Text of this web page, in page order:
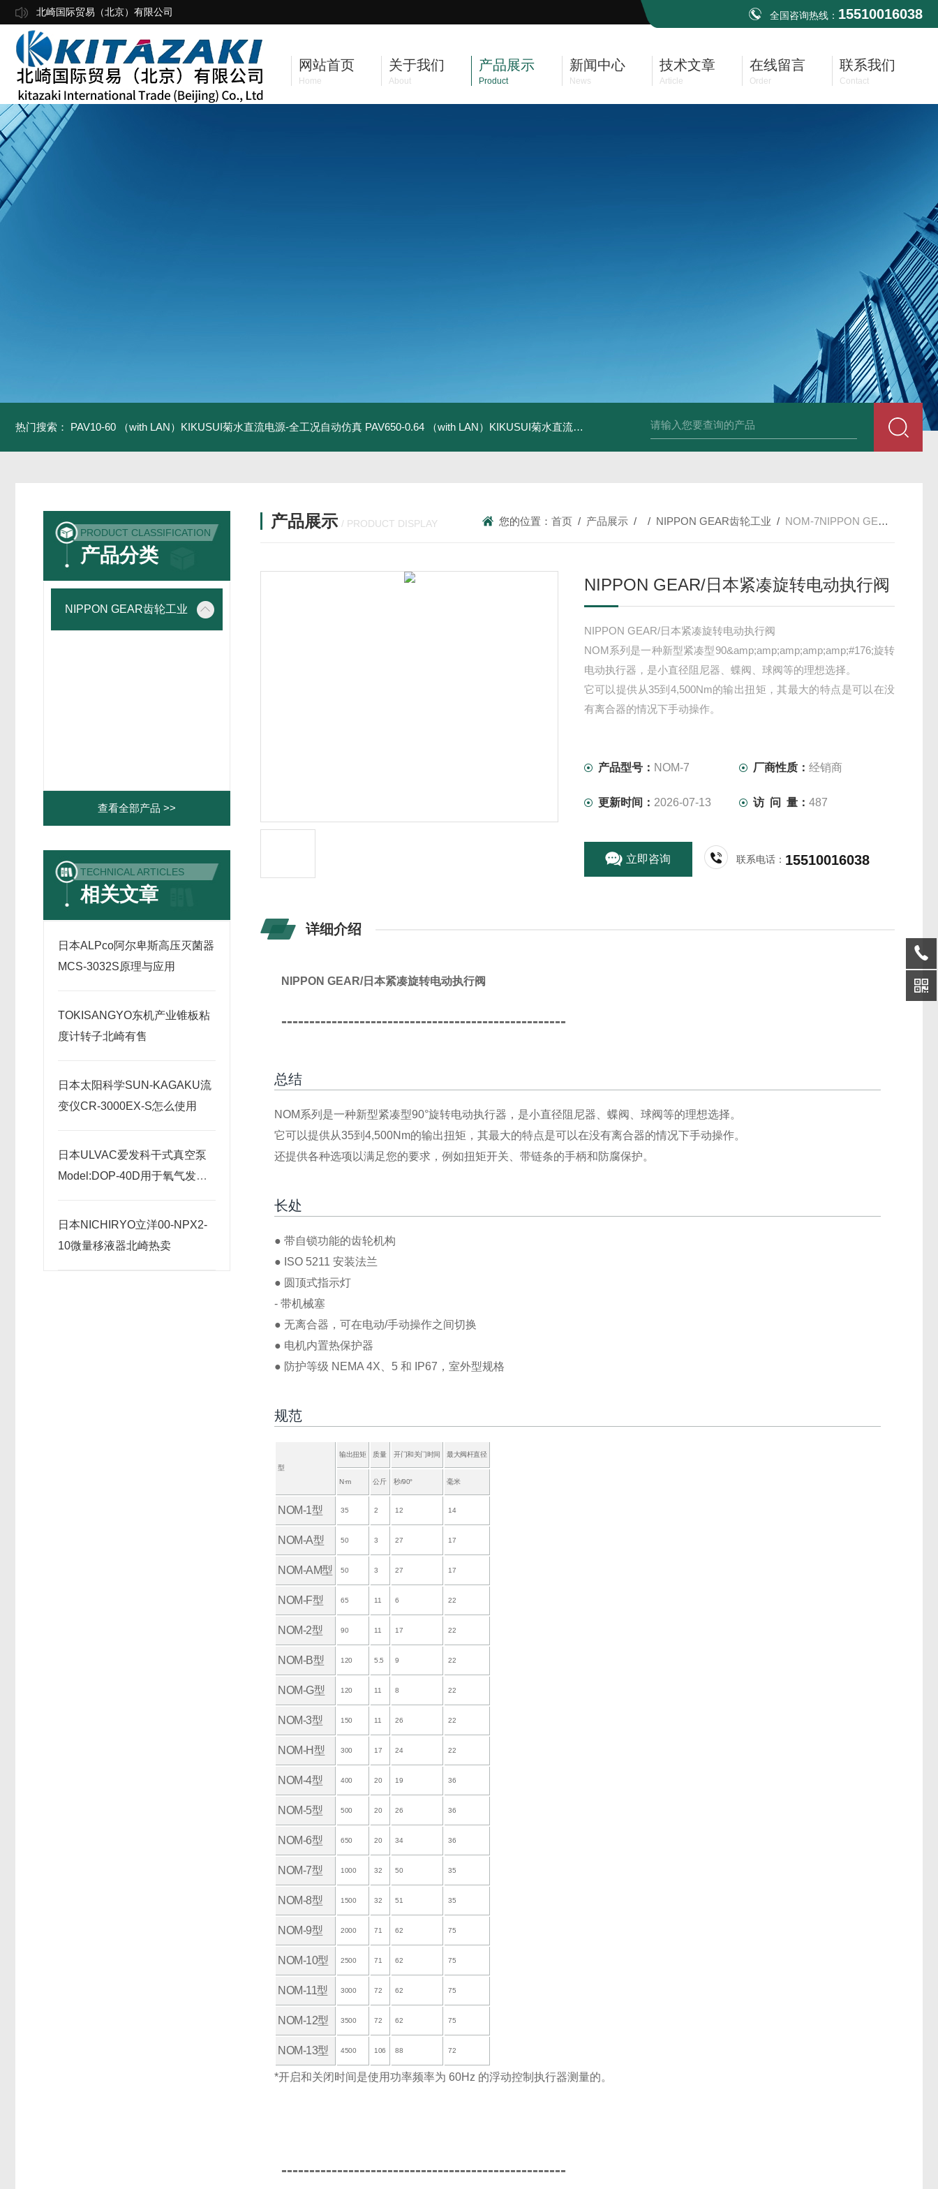
北崎国际贸易（北京）有限公司 全国咨询热线： 15510016038
网站首页
Home
关于我们
About
产品展示
Product
新闻中心
News
技术文章
Article
在线留言
Order
联系我们
Contact
热门搜索： PAV10-60 （with LAN）KIKUSUI菊水直流电源-全工况自动仿真 PAV650-0.64 （with LAN）KIKUSUI菊水直流电源-四象限节能测试 PAV320-1.3 （with LAN）KIKUSUI菊水直流电源-故障快
PRODUCT CLASSIFICATION
产品分类
NIPPON GEAR齿轮工业
查看全部产品 >>
TECHNICAL ARTICLES
相关文章
日本ALPco阿尔卑斯高压灭菌器
MCS-3032S原理与应用
TOKISANGYO东机产业锥板粘
度计转子北崎有售
日本太阳科学SUN-KAGAKU流
变仪CR-3000EX-S怎么使用
日本ULVAC爱发科干式真空泵
Model:DOP-40D用于氧气发生
日本NICHIRYO立洋00-NPX2-
10微量移液器北崎热卖
产品展示 / PRODUCT DISPLAY 您的位置：首页 / 产品展示 / / NIPPON GEAR齿轮工业 / NOM-7NIPPON GEAR/日本紧凑旋转电动执行阀
NIPPON GEAR/日本紧凑旋转电动执行阀
NIPPON GEAR/日本紧凑旋转电动执行阀
NOM系列是一种新型紧凑型90&amp;amp;amp;amp;amp;#176;旋转
电动执行器，是小直径阻尼器、蝶阀、球阀等的理想选择。
它可以提供从35到4,500Nm的输出扭矩，其最大的特点是可以在没
有离合器的情况下手动操作。
产品型号： NOM-7 厂商性质：经销商
更新时间： 2026-07-13 访 问 量：487
立即咨询 联系电话： 15510016038
详细介绍
NIPPON GEAR/日本紧凑旋转电动执行阀
---------------------------------------------------
总结
NOM系列是一种新型紧凑型90°旋转电动执行器，是小直径阻尼器、蝶阀、球阀等的理想选择。
它可以提供从35到4,500Nm的输出扭矩，其最大的特点是可以在没有离合器的情况下手动操作。
还提供各种选项以满足您的要求，例如扭矩开关、带链条的手柄和防腐保护。
长处
● 带自锁功能的齿轮机构
● ISO 5211 安装法兰
● 圆顶式指示灯
- 带机械塞
● 无离合器，可在电动/手动操作之间切换
● 电机内置热保护器
● 防护等级 NEMA 4X、5 和 IP67，室外型规格
规范
型
输出扭矩 质量 开门和关门时间 最大阀杆直径
N·m 公斤 秒/90° 毫米
NOM-1型 35 2 12 14
NOM-A型 50 3 27 17
NOM-AM型 50 3 27 17
NOM-F型 65 11 6 22
NOM-2型 90 11 17 22
NOM-B型 120 5.5 9 22
NOM-G型 120 11 8 22
NOM-3型 150 11 26 22
NOM-H型 300 17 24 22
NOM-4型 400 20 19 36
NOM-5型 500 20 26 36
NOM-6型 650 20 34 36
NOM-7型 1000 32 50 35
NOM-8型 1500 32 51 35
NOM-9型 2000 71 62 75
NOM-10型 2500 71 62 75
NOM-11型 3000 72 62 75
NOM-12型 3500 72 62 75
NOM-13型 4500 106 88 72
*开启和关闭时间是使用功率频率为 60Hz 的浮动控制执行器测量的。
---------------------------------------------------